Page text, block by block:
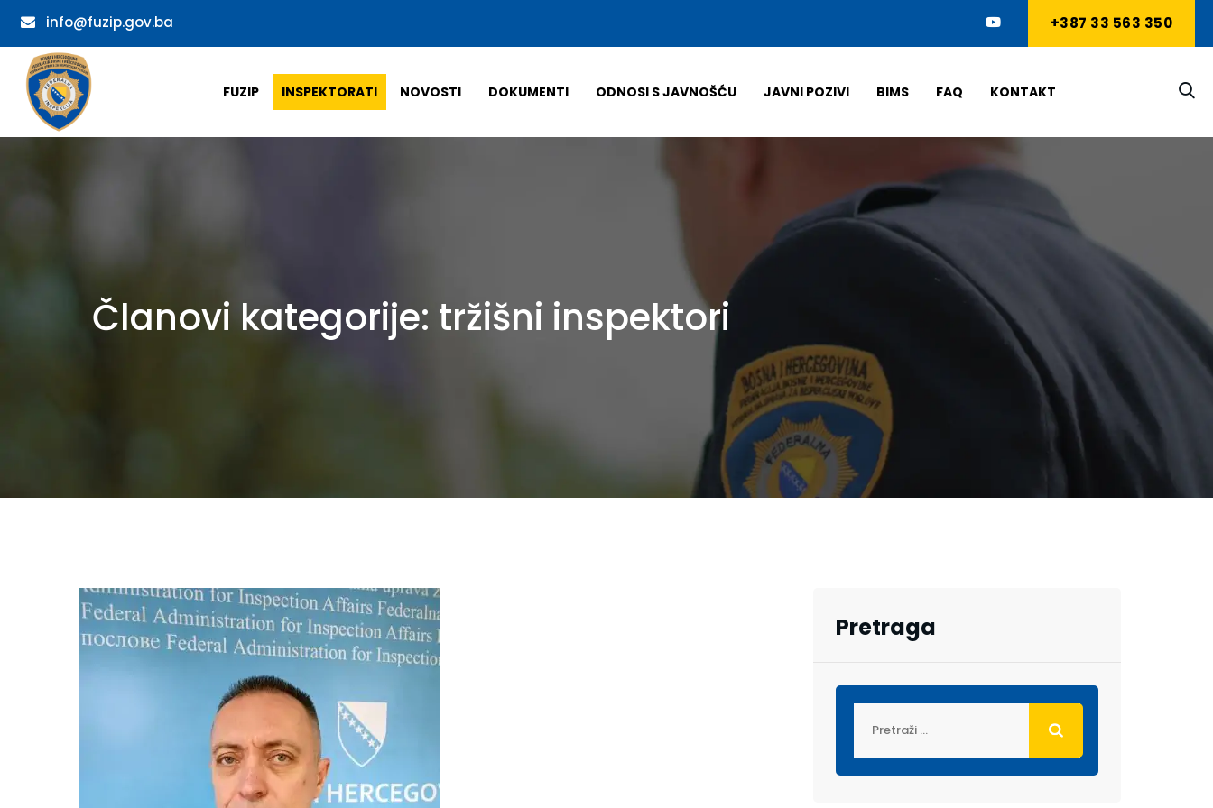
info@fuzip.gov.ba +387 33 563 350
FUZIP INSPEKTORATI NOVOSTI DOKUMENTI ODNOSI S JAVNOŠĆU JAVNI POZIVI BIMS FAQ KONTAKT
Članovi kategorije: tržišni inspektori
Pretraga